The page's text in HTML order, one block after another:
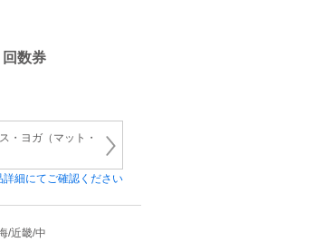
数券
ヨガ（マット・
詳細にてご確認ください
/近畿/中